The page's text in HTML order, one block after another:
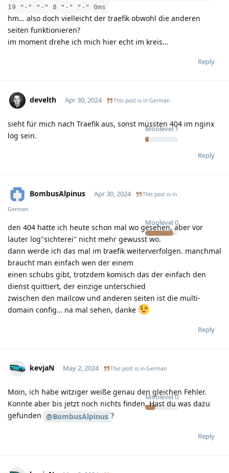
19 "-" "-" 8 "-" "-" 0ms
hm… also doch vielleicht der traefik obwohl die anderen
seiten funktionieren?
im moment drehe ich mich hier echt im kreis…
Reply
develth
Moolevel1
Apr 30, 2024 This post is in German
sieht für mich nach Traefik aus, sonst müssten 404 im nginx
log sein.
Reply
BombusAlpinus
Moolevel0
Apr 30, 2024 This post is in
German
den 404 hatte ich heute schon mal wo gesehen, aber vor
lauter log"sichterei" nicht mehr gewusst wo.
dann werde ich das mal im traefik weiterverfolgen. manchmal
braucht man einfach wen der einem
einen schubs gibt, trotzdem komisch das der einfach den
dienst quittiert, der einzige unterschied
zwischen den mailcow und anderen seiten ist die multi-
domain config… na mal sehen, danke
Reply
kevjaN
Moolevel0
May 2, 2024 This post is in German
Moin, ich habe witziger weiße genau den gleichen Fehler.
Konnte aber bis jetzt noch nichts finden. Hast du was dazu
gefunden @BombusAlpinus ?
Reply